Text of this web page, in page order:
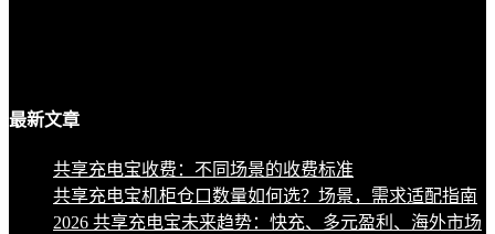
最新文章
共享充电宝收费：不同场景的收费标准
共享充电宝机柜仓口数量如何选？场景，需求适配指南
2026 共享充电宝未来趋势：快充、多元盈利、海外市场